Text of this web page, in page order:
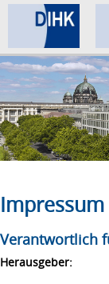
Home
Datenschutz
Impressum
Impressum
Verantwortlich
Herausgeber: